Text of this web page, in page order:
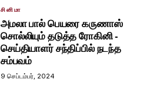
சினிமா
அமலா பால் பெயரை கருணாஸ்
சொல்லியும் தடுத்த ரோகினி -
செய்தியாளர் சந்திப்பில் நடந்த
சம்பவம்
9 செப்டம்பர், 2024